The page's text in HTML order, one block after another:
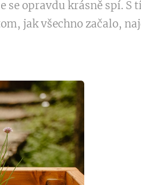
se opravdu krásně spí. S
jak všechno začalo,